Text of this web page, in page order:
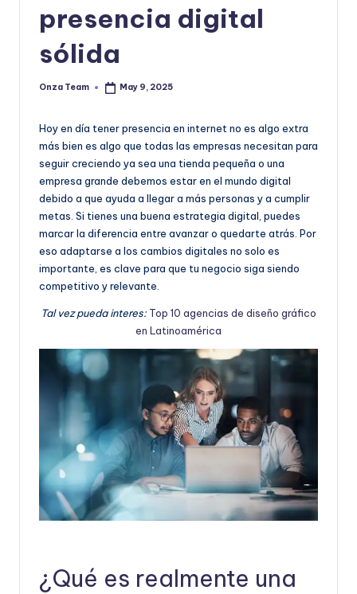
o
o
is
presencia digital
sólida
Posted
Onza Team May 9, 2025
Hoy en día tener presencia en internet no es algo extra
más bien es algo que todas las empresas necesitan para
seguir creciendo ya sea una tienda pequeña o una
empresa grande debemos estar en el mundo digital
debido a que ayuda a llegar a más personas y a cumplir
metas. Si tienes una buena estrategia digital, puedes
marcar la diferencia entre avanzar o quedarte atrás. Por
eso adaptarse a los cambios digitales no solo es
importante, es clave para que tu negocio siga siendo
competitivo y relevante.
Tal vez pueda interes:Top 10 agencias de diseño gráfico
en Latinoamérica
¿Qué es realmente una